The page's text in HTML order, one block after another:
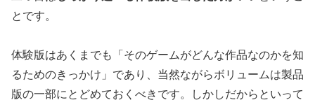
とです。
体験版はあくまでも「そのゲームがどんな作品なのかを知
るためのきっかけ」であり、当然ながらボリュームは製品
版の一部にとどめておくべきです。しかしだからといって